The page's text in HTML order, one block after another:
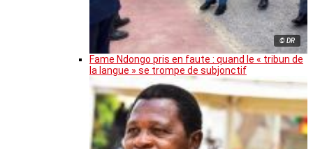
© DR
Fame Ndongo pris en faute : quand le « tribun de
la langue » se trompe de subjonctif